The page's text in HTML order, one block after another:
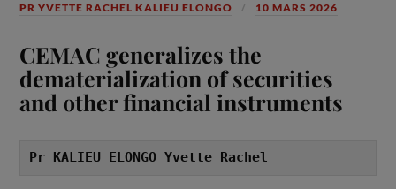
PR YVETTE RACHEL KALIEU ELONGO 10 MARS 2026
CEMAC generalizes the
dematerialization of securities
and other financial instruments
Pr KALIEU ELONGO Yvette Rachel